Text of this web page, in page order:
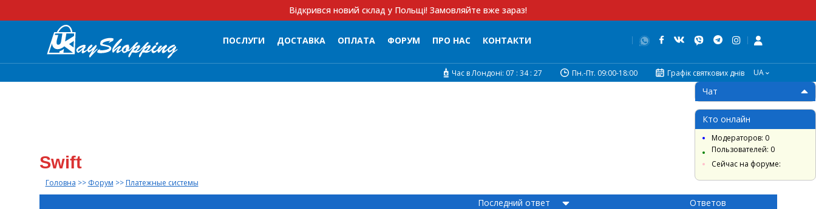
Відкрився новий склад у Польщі! Замовляйте вже зараз!
ПОСЛУГИ ДОСТАВКА ОПЛАТА ФОРУМ ПРО НАС КОНТАКТИ
Час в Лондоні: 07 : 34 : 27 Пн.-Пт. 09:00-18:00 Графік святкових днів UA
Swift
Головна >> Форум >> Платежные системы
Последний ответ Ответов
Чат
Кто онлайн
Модераторов: 0
Пользователей: 0
Сейчас на форуме: